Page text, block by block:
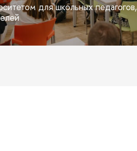
для школьных педагогов,